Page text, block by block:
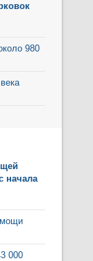
980
начала
000